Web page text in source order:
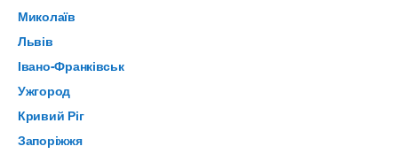
Миколаїв
Львів
Івано-Франківськ
Ужгород
Кривий Ріг
Запоріжжя